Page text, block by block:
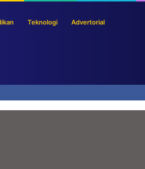
Teknologi Advertorial